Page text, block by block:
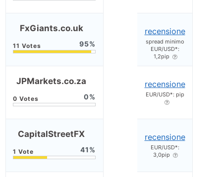
FxGiants.co.uk
95
recensione
spread minimo
EUR/USD*:
1,2pip
JPMarkets.co.za
0
recensione
EUR/USD*: pip
CapitalStreetFX
41
recensione
EUR/USD*:
3,0pip